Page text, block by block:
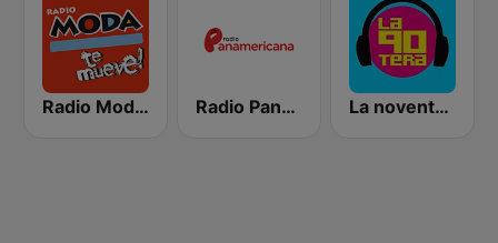
Radio Moda FM 97.3 Radio Panamericana La noventera